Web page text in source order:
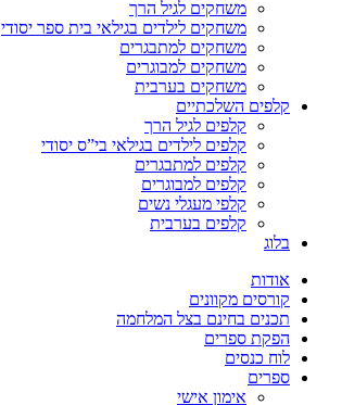
משחקים לגיל הרך
משחקים לילדים בגילאי בית ספר יסודי
משחקים למתבגרים
משחקים למבוגרים
משחקים בערבית
קלפים השלכתיים
קלפים לגיל הרך
קלפים לילדים בגילאי בי”ס יסודי
קלפים למתבגרים
קלפים למבוגרים
קלפי מעגלי נשים
קלפים בערבית
בלוג
אודות
קורסים מקוונים
תכנים בחינם בצל המלחמה
הפקת ספרים
לוח כנסים
ספרים
אימון אישי